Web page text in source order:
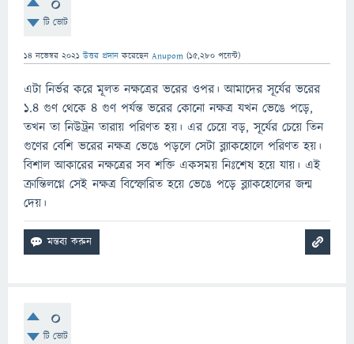
টি ভোট
14 নভেম্বর 2021 উত্তর প্রদান করেছেন Anupom (15,280 পয়েন্ট)
এটা নির্ভর করে মূলত নক্ষত্রের ভরের ওপর। আমাদের সূর্যের ভরের
১.৪ গুণ থেকে ৪ গুণ পর্যন্ত ভরের কোনো নক্ষত্র যখন ভেঙে পড়ে,
তখন তা নিউট্রন তারায় পরিণত হয়। এর চেয়ে বড়, সূর্যের চেয়ে তিন
গুণের বেশি ভরের নক্ষত্র ভেঙে পড়লে সেটা ব্ল্যাকহোলে পরিণত হয়।
বিশাল আকারের নক্ষত্রের সব শক্তি একসময় নিঃশেষ হয়ে যায়। এই
ক্রান্তিলগ্নে সেই নক্ষত্র বিস্ফোরিত হয়ে ভেঙে পড়ে ব্ল্যাকহোলের জন্ম
দেয়।
0
টি ভোট